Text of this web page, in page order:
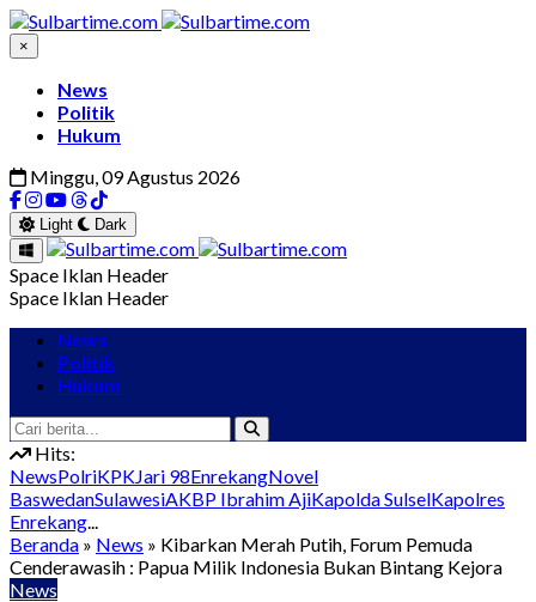
×
News
Politik
Hukum
Minggu, 09 Agustus 2026
Light Dark
Space Iklan Header
Space Iklan Header
News
Politik
Hukum
Hits:
NewsPolriKPKJari 98EnrekangNovel
BaswedanSulawesiAKBP Ibrahim AjiKapolda SulselKapolres
Enrekang...
Beranda » News » Kibarkan Merah Putih, Forum Pemuda
Cenderawasih : Papua Milik Indonesia Bukan Bintang Kejora
News